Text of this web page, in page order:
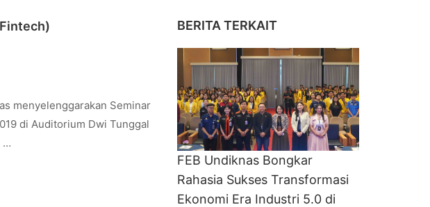
menyelenggarakan Seminar
di Auditorium Dwi Tunggal
…
BERITA TERKAIT
FEB Undiknas Bongkar
Rahasia Sukses Transformasi
Ekonomi Era Industri 5.0 di